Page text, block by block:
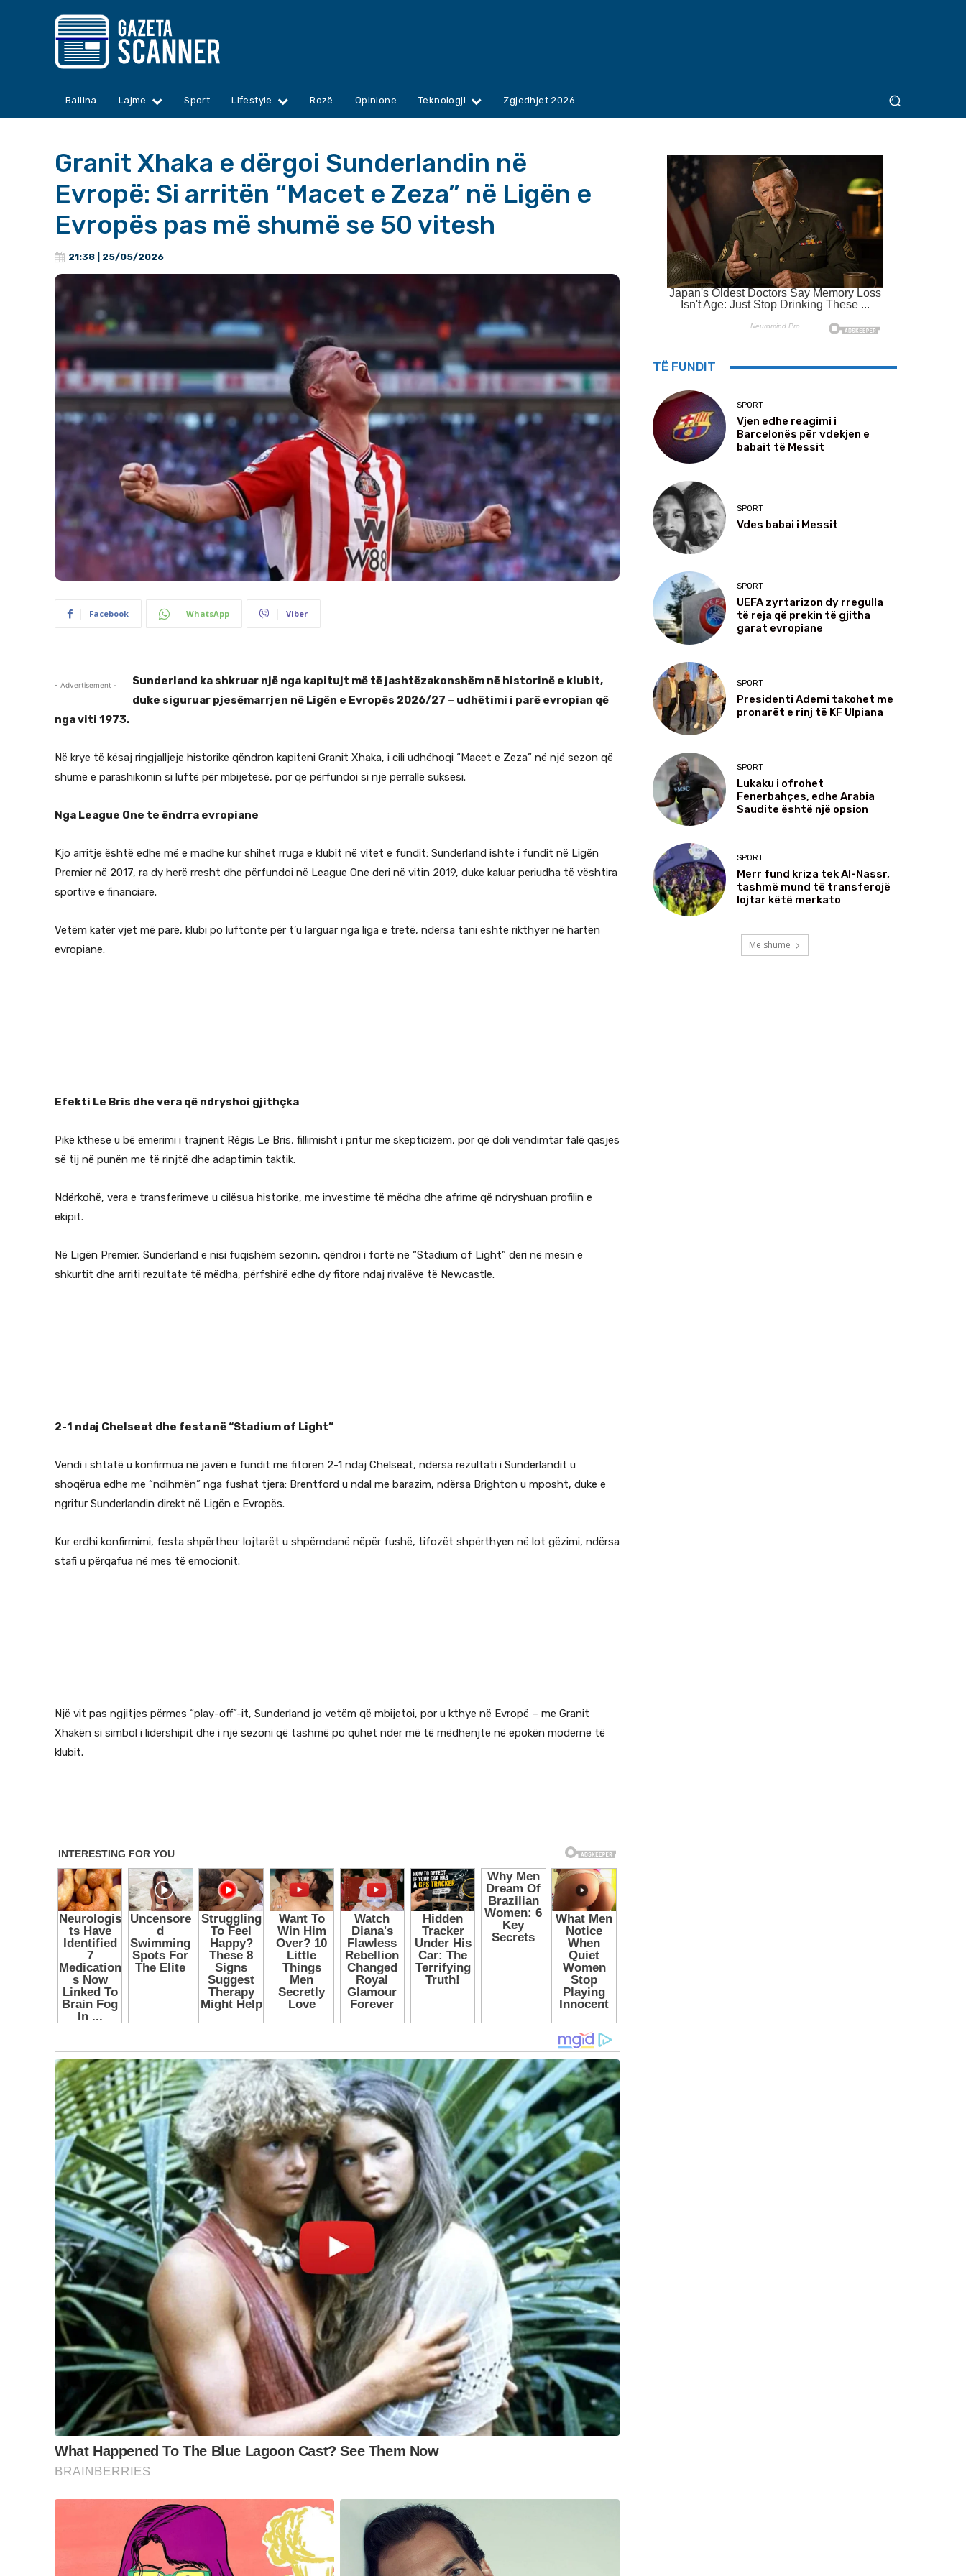
Ballina Lajme Sport Lifestyle Rozë Opinione Teknologji Zgjedhjet 2026
Granit Xhaka e dërgoi Sunderlandin në
Evropë: Si arritën “Macet e Zeza” në Ligën e
Evropës pas më shumë se 50 vitesh
21:38 | 25/05/2026
Facebook WhatsApp Viber
- Advertisement -
Sunderland ka shkruar një nga kapitujt më të jashtëzakonshëm në historinë e klubit,
duke siguruar pjesëmarrjen në Ligën e Evropës 2026/27 – udhëtimi i parë evropian që
nga viti 1973.
Në krye të kësaj ringjalljeje historike qëndron kapiteni Granit Xhaka, i cili udhëhoqi “Macet e Zeza” në një sezon që
shumë e parashikonin si luftë për mbijetesë, por që përfundoi si një përrallë suksesi.
Nga League One te ëndrra evropiane
Kjo arritje është edhe më e madhe kur shihet rruga e klubit në vitet e fundit: Sunderland ishte i fundit në Ligën
Premier në 2017, ra dy herë rresht dhe përfundoi në League One deri në vitin 2019, duke kaluar periudha të vështira
sportive e financiare.
Vetëm katër vjet më parë, klubi po luftonte për t’u larguar nga liga e tretë, ndërsa tani është rikthyer në hartën
evropiane.
Efekti Le Bris dhe vera që ndryshoi gjithçka
Pikë kthese u bë emërimi i trajnerit Régis Le Bris, fillimisht i pritur me skepticizëm, por që doli vendimtar falë qasjes
së tij në punën me të rinjtë dhe adaptimin taktik.
Ndërkohë, vera e transferimeve u cilësua historike, me investime të mëdha dhe afrime që ndryshuan profilin e
ekipit.
Në Ligën Premier, Sunderland e nisi fuqishëm sezonin, qëndroi i fortë në “Stadium of Light” deri në mesin e
shkurtit dhe arriti rezultate të mëdha, përfshirë edhe dy fitore ndaj rivalëve të Newcastle.
2-1 ndaj Chelseat dhe festa në “Stadium of Light”
Vendi i shtatë u konfirmua në javën e fundit me fitoren 2-1 ndaj Chelseat, ndërsa rezultati i Sunderlandit u
shoqërua edhe me “ndihmën” nga fushat tjera: Brentford u ndal me barazim, ndërsa Brighton u mposht, duke e
ngritur Sunderlandin direkt në Ligën e Evropës.
Kur erdhi konfirmimi, festa shpërtheu: lojtarët u shpërndanë nëpër fushë, tifozët shpërthyen në lot gëzimi, ndërsa
stafi u përqafua në mes të emocionit.
Një vit pas ngjitjes përmes “play-off”-it, Sunderland jo vetëm që mbijetoi, por u kthye në Evropë – me Granit
Xhakën si simbol i lidershipit dhe i një sezoni që tashmë po quhet ndër më të mëdhenjtë në epokën moderne të
klubit.
TË FUNDIT
SPORT
Vjen edhe reagimi i
Barcelonës për vdekjen e
babait të Messit
SPORT
Vdes babai i Messit
SPORT
UEFA zyrtarizon dy rregulla
të reja që prekin të gjitha
garat evropiane
SPORT
Presidenti Ademi takohet me
pronarët e rinj të KF Ulpiana
SPORT
Lukaku i ofrohet
Fenerbahçes, edhe Arabia
Saudite është një opsion
SPORT
Merr fund kriza tek Al-Nassr,
tashmë mund të transferojë
lojtar këtë merkato
Më shumë